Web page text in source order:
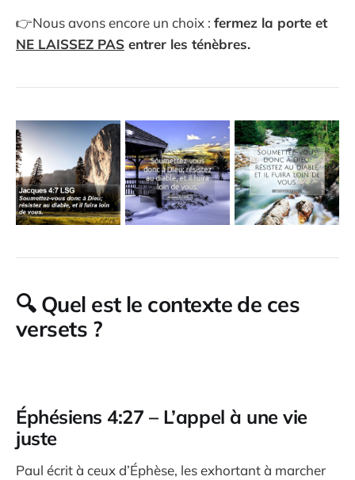
👉Nous avons encore un choix : fermez la porte et
NE LAISSEZ PAS entrer les ténèbres.
🔍 Quel est le contexte de ces
versets ?
Éphésiens 4:27 – L’appel à une vie
juste
Paul écrit à ceux d’Éphèse, les exhortant à marcher